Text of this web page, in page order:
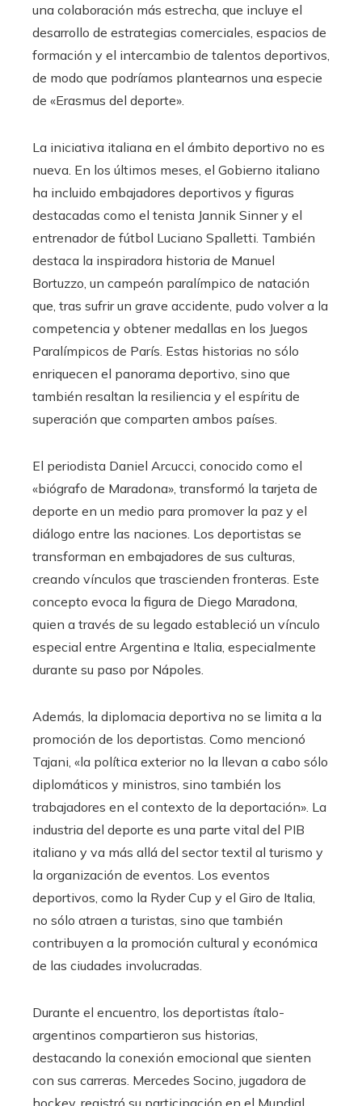
una colaboración más estrecha, que incluye el
desarrollo de estrategias comerciales, espacios de
formación y el intercambio de talentos deportivos,
de modo que podríamos plantearnos una especie
de «Erasmus del deporte».
La iniciativa italiana en el ámbito deportivo no es
nueva. En los últimos meses, el Gobierno italiano
ha incluido embajadores deportivos y figuras
destacadas como el tenista Jannik Sinner y el
entrenador de fútbol Luciano Spalletti. También
destaca la inspiradora historia de Manuel
Bortuzzo, un campeón paralímpico de natación
que, tras sufrir un grave accidente, pudo volver a la
competencia y obtener medallas en los Juegos
Paralímpicos de París. Estas historias no sólo
enriquecen el panorama deportivo, sino que
también resaltan la resiliencia y el espíritu de
superación que comparten ambos países.
El periodista Daniel Arcucci, conocido como el
«biógrafo de Maradona», transformó la tarjeta de
deporte en un medio para promover la paz y el
diálogo entre las naciones. Los deportistas se
transforman en embajadores de sus culturas,
creando vínculos que trascienden fronteras. Este
concepto evoca la figura de Diego Maradona,
quien a través de su legado estableció un vínculo
especial entre Argentina e Italia, especialmente
durante su paso por Nápoles.
Además, la diplomacia deportiva no se limita a la
promoción de los deportistas. Como mencionó
Tajani, «la política exterior no la llevan a cabo sólo
diplomáticos y ministros, sino también los
trabajadores en el contexto de la deportación». La
industria del deporte es una parte vital del PIB
italiano y va más allá del sector textil al turismo y
la organización de eventos. Los eventos
deportivos, como la Ryder Cup y el Giro de Italia,
no sólo atraen a turistas, sino que también
contribuyen a la promoción cultural y económica
de las ciudades involucradas.
Durante el encuentro, los deportistas ítalo-
argentinos compartieron sus historias,
destacando la conexión emocional que sienten
con sus carreras. Mercedes Socino, jugadora de
hockey, registró su participación en el Mundial